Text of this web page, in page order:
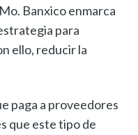
Banxico enmarca
para
ello, reducir la
paga a proveedores
que este tipo de